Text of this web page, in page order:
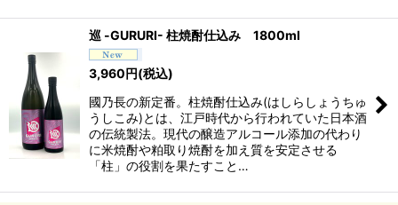
巡 -GURURI- 柱焼酎仕込み 1800ml
3,960円(税込)
國乃長の新定番。柱焼酎仕込み(はしらしょうちゅ
うしこみ)とは、江戸時代から行われていた日本酒
の伝統製法。現代の醸造アルコール添加の代わり
に米焼酎や粕取り焼酎を加え質を安定させる
「柱」の役割を果たすこと…